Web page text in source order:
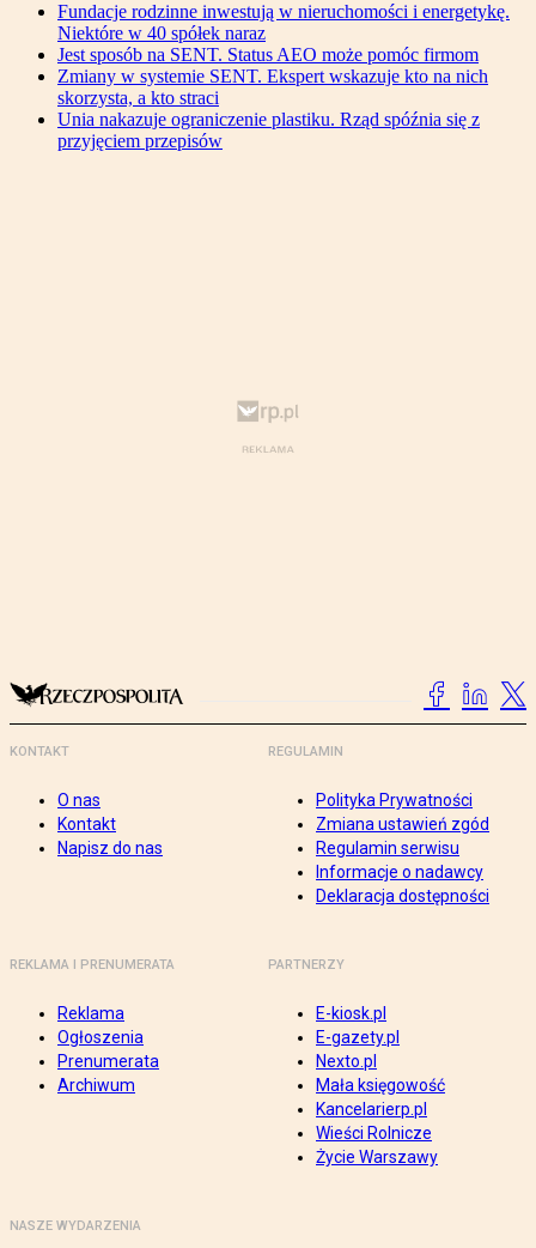
Fundacje rodzinne inwestują w nieruchomości i energetykę.
Niektóre w 40 spółek naraz
Jest sposób na SENT. Status AEO może pomóc firmom
Zmiany w systemie SENT. Ekspert wskazuje kto na nich
skorzysta, a kto straci
Unia nakazuje ograniczenie plastiku. Rząd spóźnia się z
przyjęciem przepisów
KONTAKT
O nas
Kontakt
Napisz do nas
REGULAMIN
Polityka Prywatności
Zmiana ustawień zgód
Regulamin serwisu
Informacje o nadawcy
Deklaracja dostępności
REKLAMA I PRENUMERATA
Reklama
Ogłoszenia
Prenumerata
Archiwum
PARTNERZY
E-kiosk.pl
E-gazety.pl
Nexto.pl
Mała księgowość
Kancelarierp.pl
Wieści Rolnicze
Życie Warszawy
NASZE WYDARZENIA